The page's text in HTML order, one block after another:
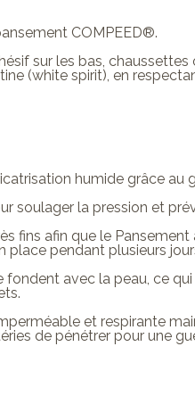
COMPEED®.
sur les bas,
(white spirit), en
humide grâce au
soulager la pression et
fins afin que le
place pendant plusieurs
fondent avec la peau, ce
et respirante
de pénétrer pour une